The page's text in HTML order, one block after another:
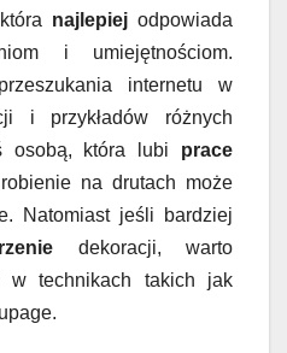
najlepiej odpowiada
i umiejętnościom.
internetu w
i przykładów różnych
osobą, która lubi prace
na drutach może
Natomiast jeśli bardziej
dekoracji, warto
w technikach takich jak